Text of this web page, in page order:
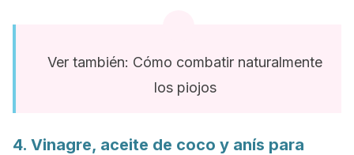
Ver también: Cómo combatir naturalmente
los piojos
4. Vinagre, aceite de coco y anís para